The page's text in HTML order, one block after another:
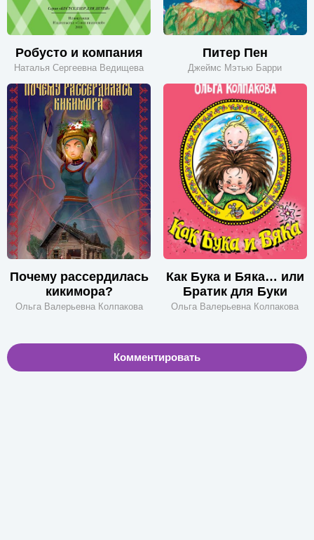
Робусто и компания
Наталья Сергеевна Ведищева
Питер Пен
Джеймс Мэтью Барри
Почему рассердилась
кикимора?
Ольга Валерьевна Колпакова
Как Бука и Бяка… или
Братик для Буки
Ольга Валерьевна Колпакова
Комментировать